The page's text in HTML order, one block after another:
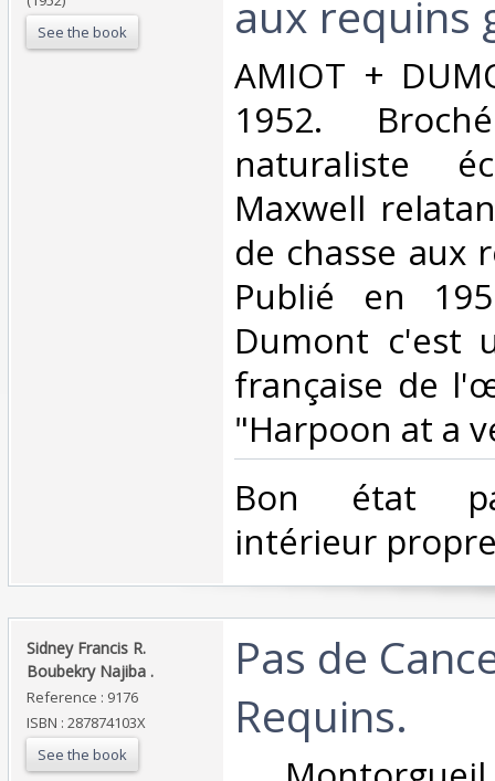
See the book
aux requins
‎AMIOT +
1952.
naturaliste
Maxwell
de chasse aux
Publié en
Dumont c'est
française de
"Harpoon at a
‎Bon état
intérieur
‎Sidney Francis R.
Boubekry Najiba .‎
Reference : 9176
ISBN : 287874103X
See the book
‎Pas de
Requins.‎